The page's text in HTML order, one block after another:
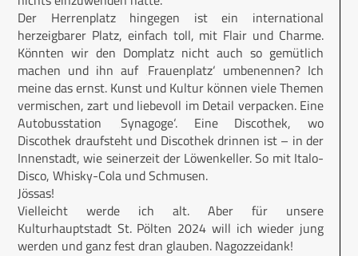
Der Herrenplatz hingegen ist ein international
herzeigbarer Platz, einfach toll, mit Flair und Charme.
Könnten wir den Domplatz nicht auch so gemütlich
machen und ihn auf ‚Frauenplatz‘ umbenennen? Ich
meine das ernst. Kunst und Kultur können viele Themen
vermischen, zart und liebevoll im Detail verpacken. Eine
Autobusstation ‚Synagoge‘. Eine Discothek, wo
Discothek draufsteht und Discothek drinnen ist – in der
Innenstadt, wie seinerzeit der Löwenkeller. So mit Italo-
Disco, Whisky-Cola und Schmusen.
Jössas!
Vielleicht werde ich alt. Aber für unsere
Kulturhauptstadt St. Pölten 2024 will ich wieder jung
werden und ganz fest dran glauben. Nagozzeidank!